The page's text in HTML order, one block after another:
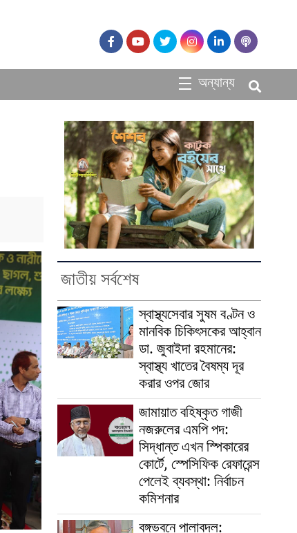
অন্যান্য
জাতীয় সর্বশেষ
স্বাস্থ্যসেবার সুষম বণ্টন ও
মানবিক চিকিৎসকের আহ্বান
ডা. জুবাইদা রহমানের:
স্বাস্থ্য খাতের বৈষম্য দূর
করার ওপর জোর
জামায়াত বহিষ্কৃত গাজী
নজরুলের এমপি পদ:
সিদ্ধান্ত এখন স্পিকারের
কোর্টে, স্পেসিফিক রেফারেন্স
পেলেই ব্যবস্থা: নির্বাচন
কমিশনার